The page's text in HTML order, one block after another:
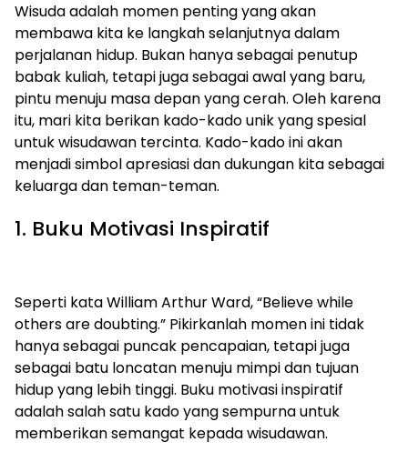
Wisuda adalah momen penting yang akan
membawa kita ke langkah selanjutnya dalam
perjalanan hidup. Bukan hanya sebagai penutup
babak kuliah, tetapi juga sebagai awal yang baru,
pintu menuju masa depan yang cerah. Oleh karena
itu, mari kita berikan kado-kado unik yang spesial
untuk wisudawan tercinta. Kado-kado ini akan
menjadi simbol apresiasi dan dukungan kita sebagai
keluarga dan teman-teman.
1. Buku Motivasi Inspiratif
Seperti kata William Arthur Ward, “Believe while
others are doubting.” Pikirkanlah momen ini tidak
hanya sebagai puncak pencapaian, tetapi juga
sebagai batu loncatan menuju mimpi dan tujuan
hidup yang lebih tinggi. Buku motivasi inspiratif
adalah salah satu kado yang sempurna untuk
memberikan semangat kepada wisudawan.